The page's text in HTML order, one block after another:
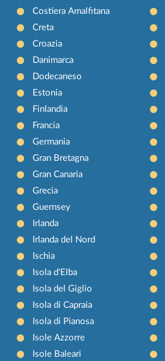
Costiera Amalfitana
Creta
Croazia
Danimarca
Dodecaneso
Estonia
Finlandia
Francia
Germania
Gran Bretagna
Gran Canaria
Grecia
Guernsey
Irlanda
Irlanda del Nord
Ischia
Isola d'Elba
Isola del Giglio
Isola di Capraia
Isola di Pianosa
Isole Azzorre
Isole Baleari